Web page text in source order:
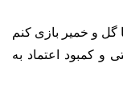
گل و خمیر بازی کنم
و کمبود اعتماد به